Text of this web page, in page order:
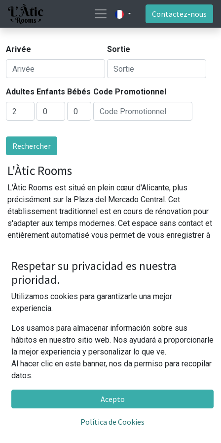
Contactez-nous
Arivée Sortie
Adultes Enfants Bébés Code Promotionnel
Rechercher
L'Àtic Rooms
L'Àtic Rooms est situé en plein cœur d'Alicante, plus
précisément sur la Plaza del Mercado Central. Cet
établissement traditionnel est en cours de rénovation pour
s'adapter aux temps modernes. Cet espace sans contact et
entièrement automatisé vous permet de vous enregistrer à
Les heures d'accueil et de service téléphonique sont de
10h00 à 14h00. Vous pouvez également vous inscrire en
ligne et nous contacter directement.
LL'ouverture tant attendue de L'Àtic aura bientôt lieu sur le
toit du bâtiment. Un lieu de détente idéal pour savourer un
famille ou entre amis. Au plaisir de vous y retrouver !
Découvrez nos Nouvelles Chambres
Respetar su privacidad es nuestra
prioridad.
Utilizamos cookies para garantizarle una mejor
experiencia.
Los usamos para almacenar información sobre sus
hábitos en nuestro sitio web. Nos ayudará a proporcionarle
la mejor experiencia y personalizar lo que ve.
Al hacer clic en este banner, nos da permiso para recopilar
datos.
Acepto
Política de Cookies